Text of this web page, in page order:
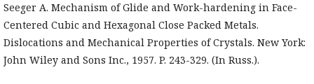
Seeger A. Mechanism of Glide and Work-hardening in Face-
Centered Cubic and Hexagonal Close Packed Metals.
Dislocations and Mechanical Properties of Crystals. New York:
John Wiley and Sons Inc., 1957. P. 243-329. (In Russ.).